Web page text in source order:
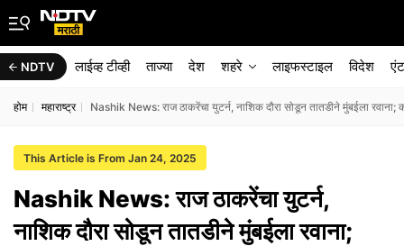
NDTV लाईव्ह टीव्ही ताज्या देश शहरे लाइफस्टाइल विदेश
होम महाराष्ट्र Nashik News: राज ठाकरेंचा युटर्न, नाशिक दौरा सोडून तातडीने मुंबईला रवाना;
This Article is From Jan 24, 2025
Nashik News: राज ठाकरेंचा युटर्न,
नाशिक दौरा सोडून तातडीने मुंबईला रवाना;